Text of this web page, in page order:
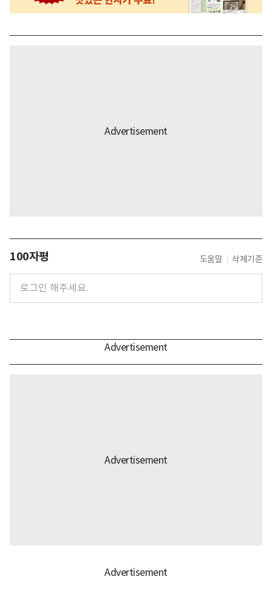
100자평 도움말 삭제기준